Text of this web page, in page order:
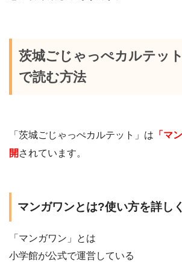
茨城ごじゃっぺカルテッ
で読む方法
「茨城ごじゃっぺカルテット」は 「マ
開 されています。
マンガワンとは?使い方を詳し
「マンガワン」とは
小学館が公式で運営している